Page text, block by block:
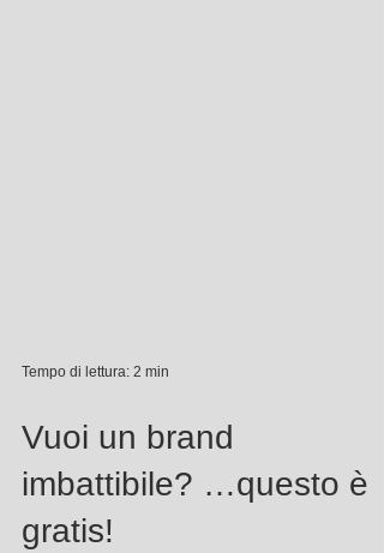
Tempo di lettura: 2 min
Vuoi un brand